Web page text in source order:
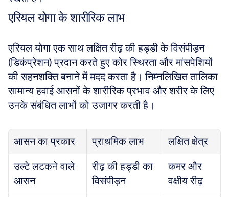
एरियल योगा के शारीरिक लाभ
एरियल योगा एक साथ लक्षित रीढ़ की हड्डी के विसंपीड़न
(डिकंप्रेशन) प्रदान करते हुए कोर स्थिरता और मांसपेशियों
की सहनशक्ति बनाने में मदद करता है। निम्नलिखित तालिका
सामान्य हवाई आसनों के शारीरिक प्रभाव और शरीर के लिए
उनके संबंधित लाभों को उजागर करती है।
आसन का प्रकार प्राथमिक लाभ
लक्षित क्षेत्र
उल्टे लटकने वाले
आसन
रीढ़ की हड्डी का
विसंपीड़न
कमर और
वक्षीय रीढ़